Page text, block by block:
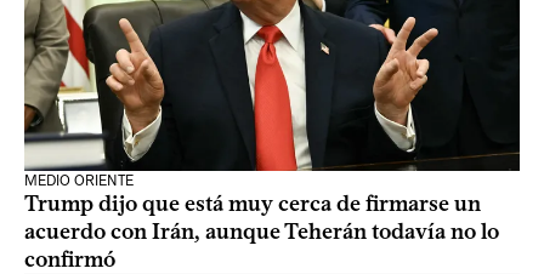
MEDIO ORIENTE
Trump dijo que está muy cerca de firmarse un
acuerdo con Irán, aunque Teherán todavía no lo
confirmó